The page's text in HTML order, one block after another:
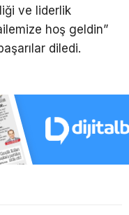
ve liderlik
hoş geldin”
diledi.